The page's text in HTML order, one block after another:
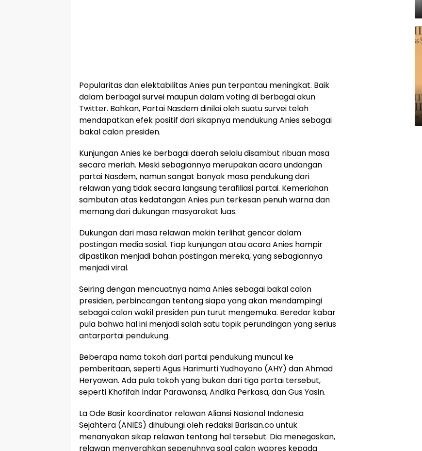
Popularitas dan elektabilitas Anies pun terpantau meningkat. Baik
dalam berbagai survei maupun dalam voting di berbagai akun
Twitter. Bahkan, Partai Nasdem dinilai oleh suatu survei telah
mendapatkan efek positif dari sikapnya mendukung Anies sebagai
bakal calon presiden.
Kunjungan Anies ke berbagai daerah selalu disambut ribuan masa
secara meriah. Meski sebagiannya merupakan acara undangan
partai Nasdem, namun sangat banyak masa pendukung dari
relawan yang tidak secara langsung terafiliasi partai. Kemeriahan
sambutan atas kedatangan Anies pun terkesan penuh warna dan
memang dari dukungan masyarakat luas.
Dukungan dari masa relawan makin terlihat gencar dalam
postingan media sosial. Tiap kunjungan atau acara Anies hampir
dipastikan menjadi bahan postingan mereka, yang sebagiannya
menjadi viral.
Seiring dengan mencuatnya nama Anies sebagai bakal calon
presiden, perbincangan tentang siapa yang akan mendampingi
sebagai calon wakil presiden pun turut mengemuka. Beredar kabar
pula bahwa hal ini menjadi salah satu topik perundingan yang serius
antarpartai pendukung.
Beberapa nama tokoh dari partai pendukung muncul ke
pemberitaan, seperti Agus Harimurti Yudhoyono (AHY) dan Ahmad
Heryawan. Ada pula tokoh yang bukan dari tiga partai tersebut,
seperti Khofifah Indar Parawansa, Andika Perkasa, dan Gus Yasin.
La Ode Basir koordinator relawan Aliansi Nasional Indonesia
Sejahtera (ANIES) dihubungi oleh redaksi Barisan.co untuk
menanyakan sikap relawan tentang hal tersebut. Dia menegaskan,
relawan menyerahkan sepenuhnya soal calon wapres kepada